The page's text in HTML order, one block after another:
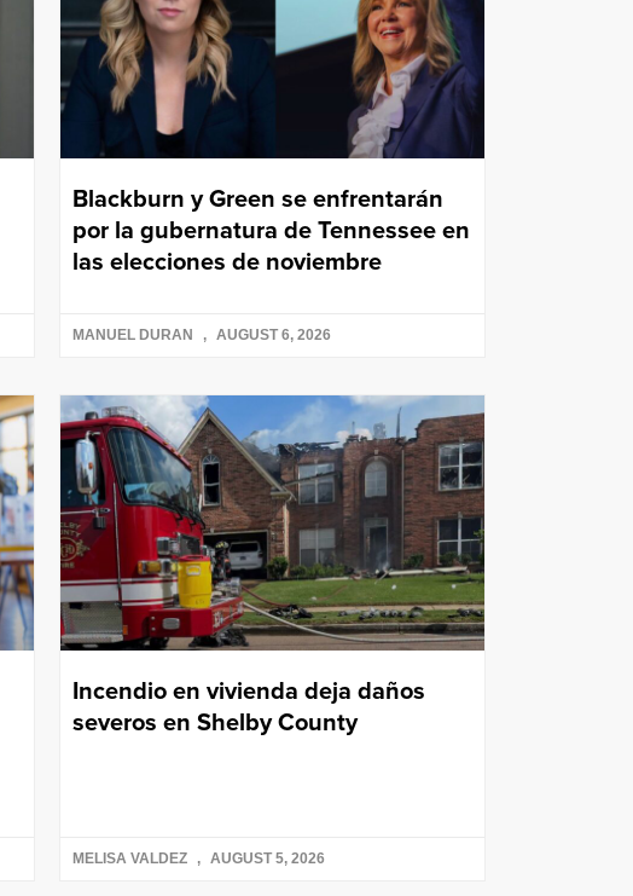
Blackburn y Green se enfrentarán
por la gubernatura de Tennessee en
las elecciones de noviembre
MANUEL DURAN AUGUST 6, 2026
Incendio en vivienda deja daños
severos en Shelby County
MELISA VALDEZ AUGUST 5, 2026